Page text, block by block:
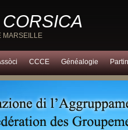
MARSEILLE
CCCE Généalogie